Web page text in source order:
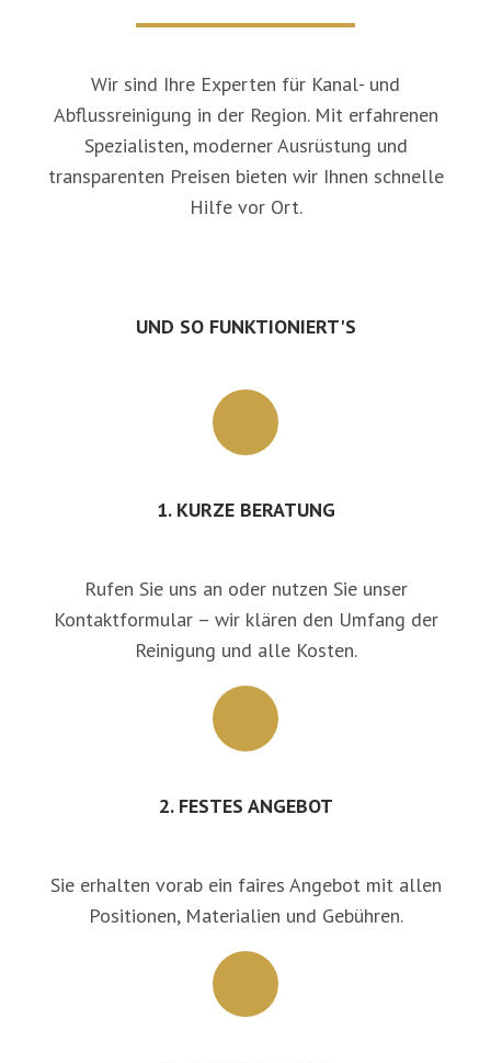
Wir sind Ihre Experten für Kanal- und
Abflussreinigung in der Region. Mit erfahrenen
Spezialisten, moderner Ausrüstung und
transparenten Preisen bieten wir Ihnen schnelle
Hilfe vor Ort.
UND SO FUNKTIONIERT'S
1. KURZE BERATUNG
Rufen Sie uns an oder nutzen Sie unser
Kontaktformular – wir klären den Umfang der
Reinigung und alle Kosten.
2. FESTES ANGEBOT
Sie erhalten vorab ein faires Angebot mit allen
Positionen, Materialien und Gebühren.